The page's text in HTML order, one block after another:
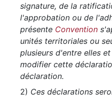
signature, de la
l'approbation ou de
présente Convention
unités territoriales ou
plusieurs d'entre elles
modifier cette
déclaration.
2) Ces déclarations